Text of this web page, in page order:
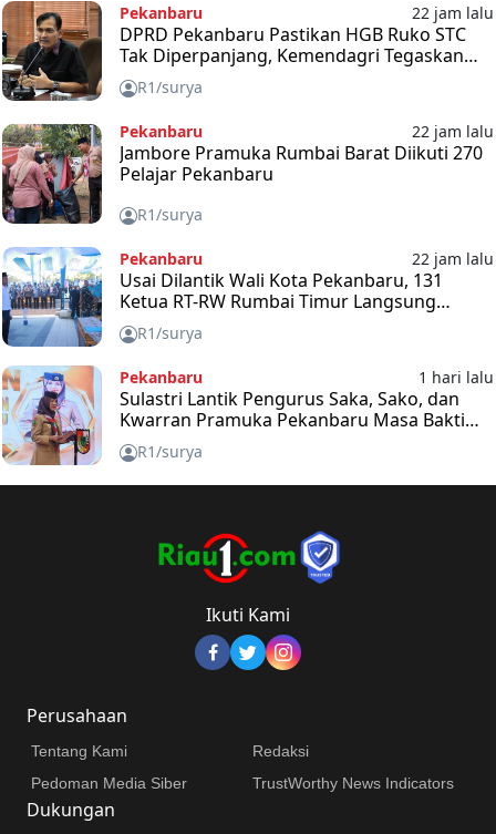
Pekanbaru 22 jam lalu
DPRD Pekanbaru Pastikan HGB Ruko STC
Tak Diperpanjang, Kemendagri Tegaskan
Sesuai Aturan
R1/surya
Pekanbaru 22 jam lalu
Jambore Pramuka Rumbai Barat Diikuti 270
Pelajar Pekanbaru
R1/surya
Pekanbaru 22 jam lalu
Usai Dilantik Wali Kota Pekanbaru, 131
Ketua RT-RW Rumbai Timur Langsung
Didorong Kawal Program Rp100 Juta per RW
R1/surya
Pekanbaru 1 hari lalu
Sulastri Lantik Pengurus Saka, Sako, dan
Kwarran Pramuka Pekanbaru Masa Bakti
2025-2030
R1/surya
Ikuti Kami
Perusahaan
Tentang Kami
Redaksi
Pedoman Media Siber
TrustWorthy News Indicators
Dukungan